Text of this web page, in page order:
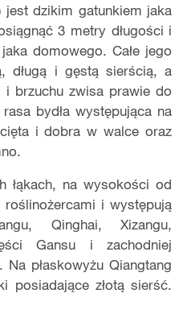
jest dzikim gatunkiem jaka
3 metry długości i
domowego. Całe jego
długą i gęstą sierścią, a
brzuchu zwisa prawie do
bydła występująca na
i dobra w walce oraz
łąkach, na wysokości od
i występują
Qinghai, Xizangu,
Gansu i zachodniej
płaskowyżu Qiangtang
posiadające złotą sierść.